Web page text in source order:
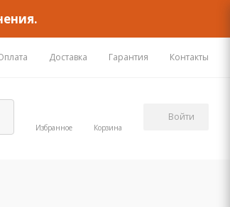
Доставка Гарантия Контакты
Избранное Корзина
Войти